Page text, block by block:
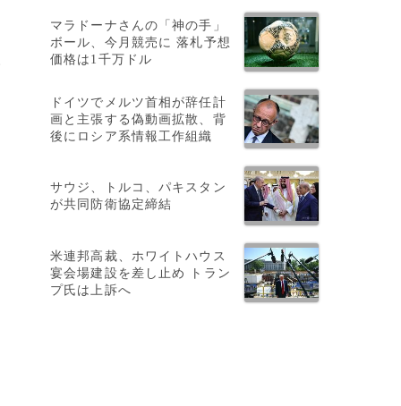
マラドーナさんの「神の手」
ボール、今月競売に 落札予想
価格は1千万ドル
ドイツでメルツ首相が辞任計
画と主張する偽動画拡散、背
後にロシア系情報工作組織
サウジ、トルコ、パキスタン
が共同防衛協定締結
米連邦高裁、ホワイトハウス
宴会場建設を差し止め トラン
プ氏は上訴へ